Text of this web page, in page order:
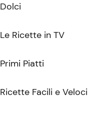
Dolci
Le Ricette in TV
Primi Piatti
Ricette Facili e Veloci